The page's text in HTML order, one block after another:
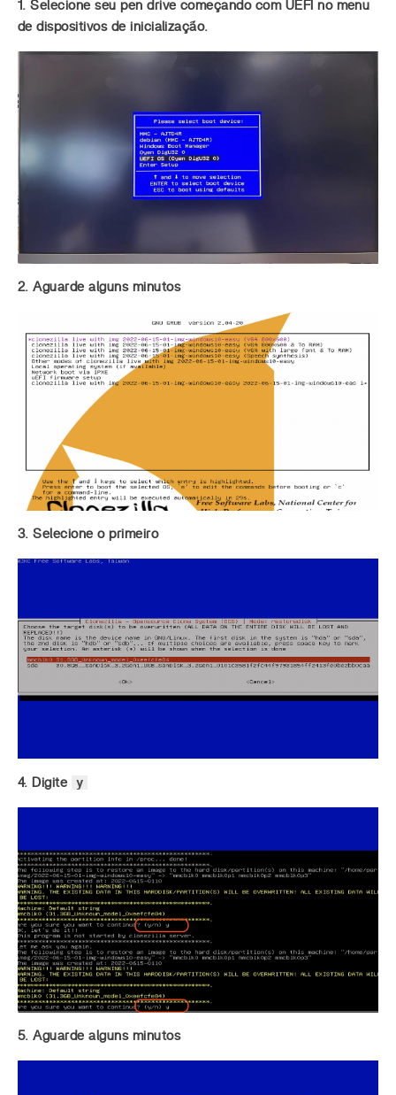
1. Selecione seu pen drive começando com UEFI no menu
de dispositivos de inicialização.
2. Aguarde alguns minutos
3. Selecione o primeiro
4. Digite y
5. Aguarde alguns minutos